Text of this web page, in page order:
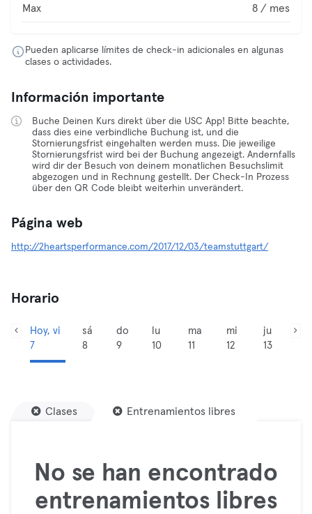
Max 8 / mes
Pueden aplicarse límites de check-in adicionales en algunas
clases o actividades.
Información importante
Buche Deinen Kurs direkt über die USC App! Bitte beachte,
dass dies eine verbindliche Buchung ist, und die
Stornierungsfrist eingehalten werden muss. Die jeweilige
Stornierungsfrist wird bei der Buchung angezeigt. Andernfalls
wird dir der Besuch von deinem monatlichen Besuchslimit
abgezogen und in Rechnung gestellt. Der Check-In Prozess
über den QR Code bleibt weiterhin unverändert.
Página web
http://2heartsperformance.com/2017/12/03/teamstuttgart/
Horario
Hoy, vi
7
sá
8
do
9
lu
10
ma
11
mi
12
ju
13
Clases Entrenamientos libres
No se han encontrado
entrenamientos libres